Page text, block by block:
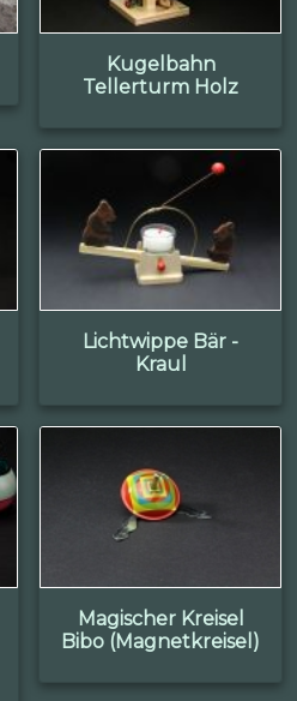
Kugelbahn
Tellerturm Holz
Lichtwippe Bär -
Kraul
Magischer Kreisel
Bibo (Magnetkreisel)